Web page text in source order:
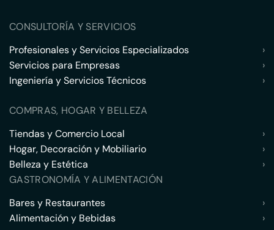
CONSULTORÍA Y SERVICIOS
Profesionales y Servicios Especializados
›
Servicios para Empresas
›
Ingeniería y Servicios Técnicos
›
COMPRAS, HOGAR Y BELLEZA
Tiendas y Comercio Local
›
Hogar, Decoración y Mobiliario
›
Belleza y Estética
›
GASTRONOMÍA Y ALIMENTACIÓN
Bares y Restaurantes
›
Alimentación y Bebidas
›